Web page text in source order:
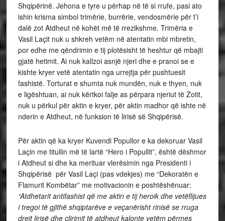
Shqipërinë. Jehona e tyre u përhap në të si rrufe, pasi ato
ishin krisma simbol trimërie, burrërie, vendosmërie për t’i
dalë zot Atdheut në kohët më të rrezikshme. Trimëria e
Vasil Laçit nuk u shkreh vetëm në atentatin mbi mbretin,
por edhe me qëndrimin e tij plotësisht të heshtur që mbajti
gjatë hetimit. Ai nuk kallzoi asnjë njeri dhe e pranoi se e
kishte kryer vetë atentatin nga urrejtja për pushtuesit
fashistë. Torturat e shumta nuk mundën, nuk e thyen, nuk
e ligështuan, ai nuk kërtkoi falje as përpara njeriut të Zotit,
nuk u përkul për aktin e kryer, për aktin madhor që ishte në
nderin e Atdheut, në funksion të lirisë së Shqipërisë.
Për aktin që ka kryer Kuvendi Popullor e ka dekoruar Vasil
Laçin me titullin më të lartë “Hero i Popullit”, është dëshmor
i Atdheut si dhe ka merituar vlerësimin nga Presidenti i
Shqipërisë për Vasil Laçi (pas vdekjes) me “Dekoratën e
Flamurit Kombëtar” me motivacionin e poshtëshënuar:
“Atdhetarit antifashist që me aktin e tij heroik dhe vetëflijues
i tregoi të gjithë shqiptarëve e veçanërisht rinisë se rruga
drejt lirisë dhe çlirimit të atdheut kalonte vetëm përmes